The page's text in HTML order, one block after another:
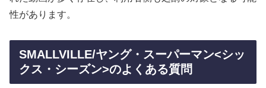
性があります。
SMALLVILLE/ヤング・スーパーマン<シッ
クス・シーズン>のよくある質問